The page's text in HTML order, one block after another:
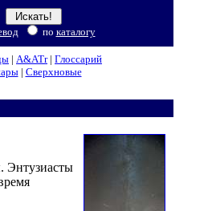
по каталогу
| A&ATr| Глоссарий
| Сверхновые
Энтузиасты